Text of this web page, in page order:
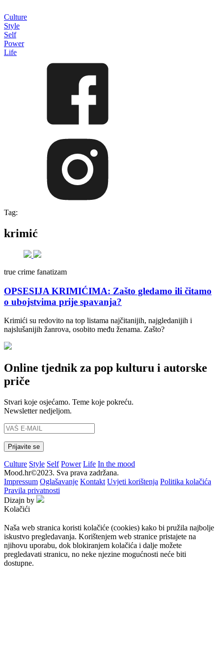
Culture
Style
Self
Power
Life
Tag:
krimić
true crime fanatizam
OPSESIJA KRIMIĆIMA: Zašto gledamo ili čitamo
o ubojstvima prije spavanja?
Krimići su redovito na top listama najčitanijih, najgledanijih i
najslušanijih žanrova, osobito među ženama. Zašto?
Online tjednik za pop kulturu i autorske
priče
Stvari koje osjećamo. Teme koje pokreću.
Newsletter nedjeljom.
Culture Style Self Power Life In the mood
Mood.hr©2023. Sva prava zadržana.
Impressum Oglašavanje Kontakt Uvjeti korištenja Politika kolačića
Pravila privatnosti
Dizajn by
Kolačići
Naša web stranica koristi kolačiće (cookies) kako bi pružila najbolje
iskustvo pregledavanja. Korištenjem web stranice pristajete na
njihovu uporabu, dok blokiranjem kolačića i dalje možete
pregledavati stranicu, no neke njezine mogućnosti neće biti
dostupne.